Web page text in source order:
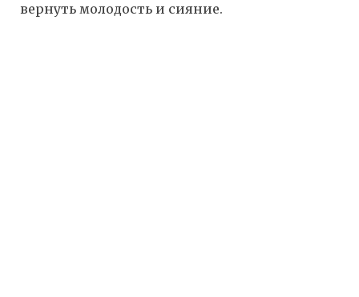
вернуть молодость и сияние.